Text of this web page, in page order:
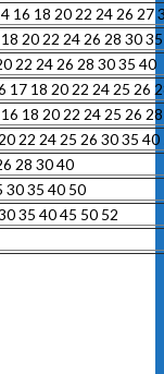
16 18 20 22 24 26 27
20 22 24 26 28 30
22 24 26 28 30 35 40
17 18 20 22 24 25 26
18 20 22 24 25 26
22 24 25 26 30 35 40
28 30 40
30 35 40 50
35 40 45 50 52